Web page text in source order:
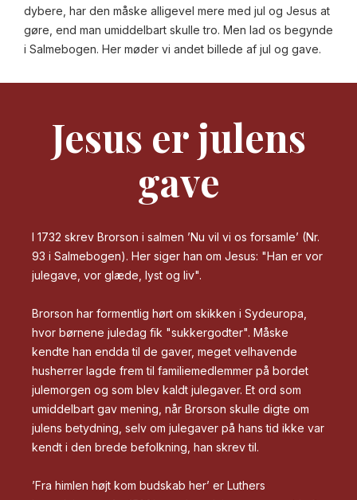
dybere, har den måske alligevel mere med jul og Jesus at
gøre, end man umiddelbart skulle tro. Men lad os begynde
i Salmebogen. Her møder vi andet billede af jul og gave.
Jesus er julens
gave
I 1732 skrev Brorson i salmen ’Nu vil vi os forsamle’ (Nr.
93 i Salmebogen). Her siger han om Jesus: "Han er vor
julegave, vor glæde, lyst og liv".
Brorson har formentlig hørt om skikken i Sydeuropa,
hvor børnene juledag fik "sukkergodter". Måske
kendte han endda til de gaver, meget velhavende
husherrer lagde frem til familiemedlemmer på bordet
julemorgen og som blev kaldt julegaver. Et ord som
umiddelbart gav mening, når Brorson skulle digte om
julens betydning, selv om julegaver på hans tid ikke var
kendt i den brede befolkning, han skrev til.
’Fra himlen højt kom budskab her’ er Luthers